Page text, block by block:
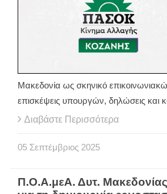
Μακεδονία ως σκηνικό
επισκέψεις υπουργών, δηλώσεις και
Διαβάστε Περισσότερα
05 Σεπτέμβριος 2025
Π.Ο.Α.μεΑ. Δυτ.